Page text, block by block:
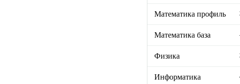
Математика профиль
Математика база
Физика
Информатика